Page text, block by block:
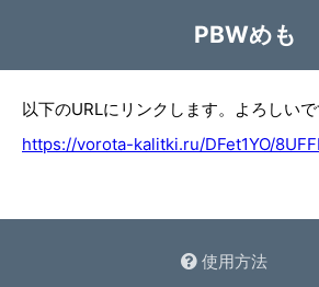
PBWめも
以下のURLにリンクします。よろしいで
https://vorota-kalitki.ru/DFet1YO/
使用方法